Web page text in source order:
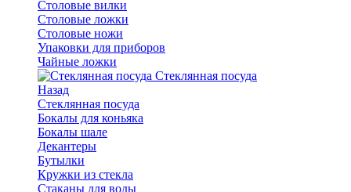
Столовые вилки
Столовые ложки
Столовые ножи
Упаковки для приборов
Чайные ложки
Стеклянная посуда
Назад
Стеклянная посуда
Бокалы для коньяка
Бокалы шале
Декантеры
Бутылки
Кружки из стекла
Стаканы для воды